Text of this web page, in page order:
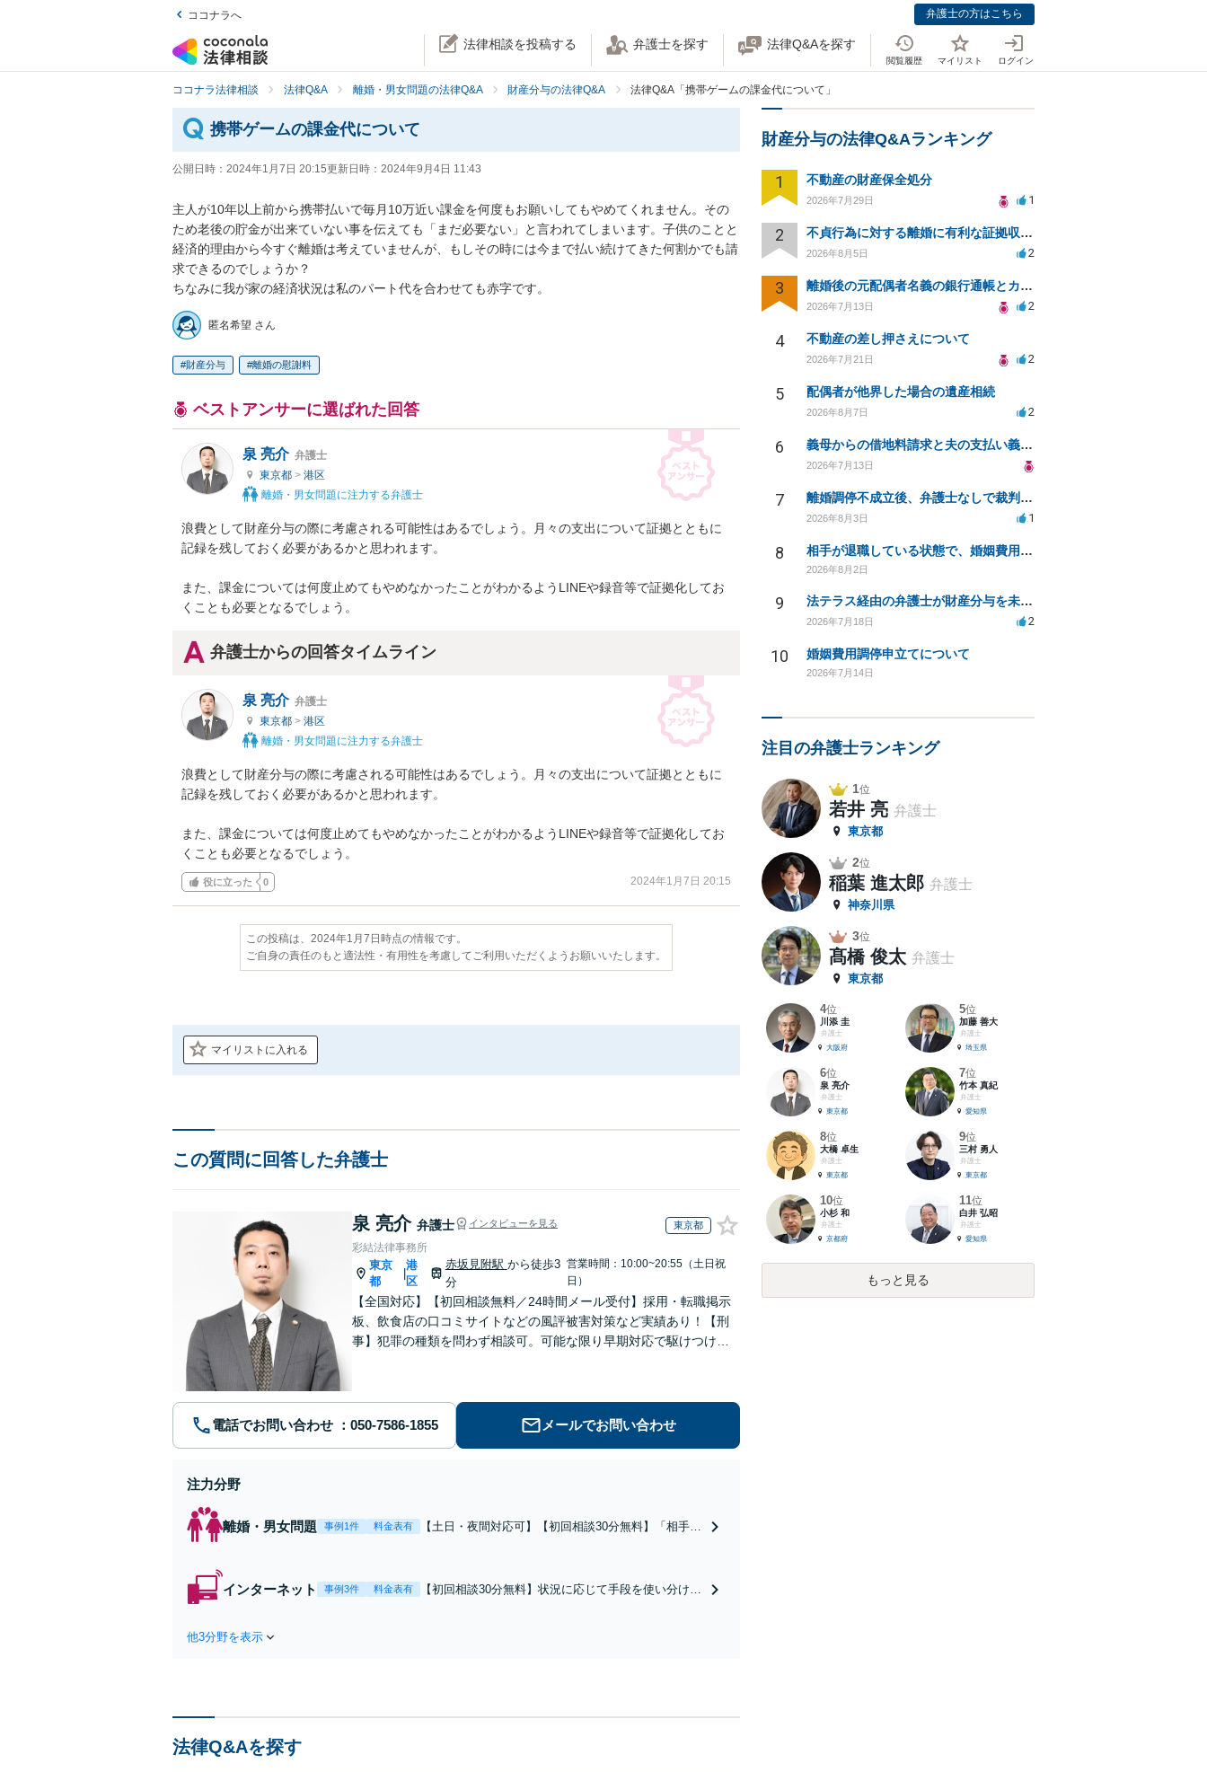
ココナラへ 弁護士の方はこちら
法律相談を投稿する 弁護士を探す 法律Q&Aを探す
閲覧履歴 マイリスト ログイン
ココナラ法律相談 法律Q&A 離婚・男女問題の法律Q&A 財産分与の法律Q&A 法律Q&A「携帯ゲームの課金代について」
携帯ゲームの課金代について
公開日時： 2024年1月7日 20:15更新日時： 2024年9月4日 11:43
主人が10年以上前から携帯払いで毎月10万近い課金を何度もお願いしてもやめてくれません。その
ため老後の貯金が出来ていない事を伝えても「まだ必要ない」と言われてしまいます。子供のことと
経済的理由から今すぐ離婚は考えていませんが、もしその時には今まで払い続けてきた何割かでも請
求できるのでしょうか？
ちなみに我が家の経済状況は私のパート代を合わせても赤字です。
匿名希望 さん
財産分与 離婚の慰謝料
ベストアンサーに選ばれた回答
泉 亮介 弁護士
東京都 > 港区
離婚・男女問題に注力する弁護士
浪費として財産分与の際に考慮される可能性はあるでしょう。月々の支出について証拠とともに
記録を残しておく必要があるかと思われます。
また、課金については何度止めてもやめなかったことがわかるようLINEや録音等で証拠化してお
くことも必要となるでしょう。
弁護士からの回答タイムライン
泉 亮介 弁護士
東京都 > 港区
離婚・男女問題に注力する弁護士
浪費として財産分与の際に考慮される可能性はあるでしょう。月々の支出について証拠とともに
記録を残しておく必要があるかと思われます。
また、課金については何度止めてもやめなかったことがわかるようLINEや録音等で証拠化してお
くことも必要となるでしょう。
役に立った 0 2024年1月7日 20:15
この投稿は、2024年1月7日時点の情報です。
ご自身の責任のもと適法性・有用性を考慮してご利用いただくようお願いいたします。
マイリストに入れる
この質問に回答した弁護士
泉 亮介 弁護士 インタビューを見る 東京都
彩結法律事務所
東京
都
港
区
赤坂見附駅 から徒歩3
分
営業時間：10:00~20:55（土日祝
日）
【全国対応】【初回相談無料／24時間メール受付】採用・転職掲示
板、飲食店の口コミサイトなどの風評被害対策など実績あり！【刑
事】犯罪の種類を問わず相談可。可能な限り早期対応で駆けつけサ
電話でお問い合わせ メールでお問い合わせ
注力分野
離婚・男女問題 事例1件 料金表有
【土日・夜間対応可】【初回相談30分無料】「相手方
金額アップ／減額交渉も対応可」【完全個室対応】
インターネット 事例3件 料金表有
【初回相談30分無料】状況に応じて手段を使い分け、
他3分野を表示
法律Q&Aを探す
財産分与の法律Q&Aランキング
1 不動産の財産保全処分
2026年7月29日 1
2 不貞行為に対する離婚に有利な証拠収集方法と法的手続きについて
2026年8月5日 2
3 離婚後の元配偶者名義の銀行通帳とカードの処分方法について
2026年7月13日 2
4 不動産の差し押さえについて
2026年7月21日 2
5 配偶者が他界した場合の遺産相続
2026年8月7日 2
6 義母からの借地料請求と夫の支払い義務について相談
2026年7月13日
7 離婚調停不成立後、弁護士なしで裁判を進める方法は？
2026年8月3日 1
8 相手が退職している状態で、婚姻費用分担請求は可能でしょうか？
2026年8月2日
9 法テラス経由の弁護士が財産分与を未解決のまま放置
2026年7月18日 2
10 婚姻費用調停申立てについて
2026年7月14日
注目の弁護士ランキング
1位
若井 亮 弁護士
東京都
2位
稲葉 進太郎 弁護士
神奈川県
3位
髙橋 俊太 弁護士
東京都
4位
川添 圭
弁護士
大阪府
5位
加藤 善大
弁護士
埼玉県
6位
泉 亮介
弁護士
東京都
7位
竹本 真紀
弁護士
愛知県
8位
大橋 卓生
弁護士
東京都
9位
三村 勇人
弁護士
東京都
10位
小杉 和
弁護士
京都府
11位
白井 弘昭
弁護士
愛知県
もっと見る